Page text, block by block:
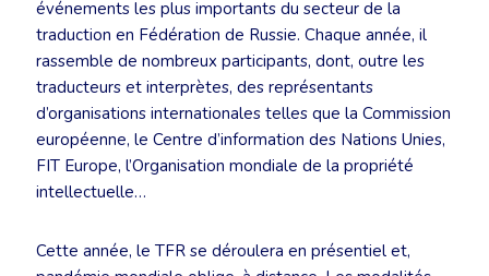
événements les plus importants du secteur de la
traduction en Fédération de Russie. Chaque année, il
rassemble de nombreux participants, dont, outre les
traducteurs et interprètes, des représentants
d’organisations internationales telles que la Commission
européenne, le Centre d’information des Nations Unies,
FIT Europe, l’Organisation mondiale de la propriété
intellectuelle…
Cette année, le TFR se déroulera en présentiel et,